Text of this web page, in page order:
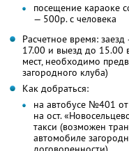
посещение караоке
— 500р. с человека
Расчетное время:
17.00 и выезд до
мест, необходимо
загородного клуба)
Как добраться:
на автобусе №401
на ост.
такси (возможен
автомобиле